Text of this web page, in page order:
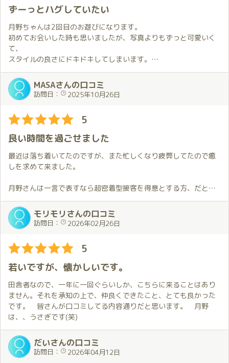
た。入店からまだまもないと言う事で、今はこのお仕事に全力投
球なのが見て感じとれます。まだ若いのに人に対して細かい気遣
いもしっかり出来る女性で、私もしばらくは月野さんといる間の
居心地を求めて、このお店にお世話になりたいと思います。私自
身ここのお店の空気感と、スタッフの方のあたりの柔らかい接客
が大変気にいっており、これからも宜しくお願いたします。
ずーっとハグしていたい
月野ちゃんは2回目のお遊びになります。
初めてお会いした時も思いましたが、写真よりもずっと可愛いく
て、
スタイルの良さにドキドキしてしまいます。
人見知りな私ですが、月野ちゃんとの会話は楽しく、すぐに打ち
解ける事が出来ました。
ブログの雰囲気そのままであり、飾らない面白さに惹かれました
🤣
(女の子目線のお話や鋭い指摘もあり、勉強になる事もありました
🤣)
まだ経験は浅いかもしれませんが、それを全く感じさせないほど
丁寧であり、
終始安心して身を委ねました(˘ω˘)
増えると思いました。
初々しさを感じますが、それはお客様を楽しませたい、気持ち良
く過ごしてもらいたいという気持ちの表れだと思います。
その姿勢に対し、恥ずかしながら思いっきり甘えてしまい、疲れ
が吹っ飛びました。
イチャイチャしたい時、甘えたい時は月野ちゃん一択になりまし
た。
またよろしくお願いします🙇🏻
MASAさんの口コミ
訪問日： 2025年10月26日
5
良い時間を過ごせました
最近は落ち着いてたのですが、また忙しくなり疲弊してたので癒
しを求めて来ました。
月野さんは一言で表すなら超密着型接客を得意とする方、だと思
います。常に手とかどこかしらが触れていた気がします。やはり
人に触れると安心感というかリラックス感が得られるので心地よ
かったです。
ブログなども色々更新されてて、アクティブな方という印象も強
いので話題に困ることはないと思います。自分の場合は旅行関連
の話が多いのですが、そこはマッチしてたかなと思います。
初めての方でも間違いなく満足できる時間を過ごせると思うので
ぜひ。
モリモリさんの口コミ
訪問日： 2026年02月26日
5
若いですが、懐かしいです。
田舎者なので、一年に一回ぐらいしか、こちらに来ることはあり
ません。それを承知の上で、仲良くできたこと、とても良かった
です。 皆さんが口コミしてる内容通りだと思います。 月野
は、、うさぎです(笑)
だいさんの口コミ
訪問日： 2026年04月12日